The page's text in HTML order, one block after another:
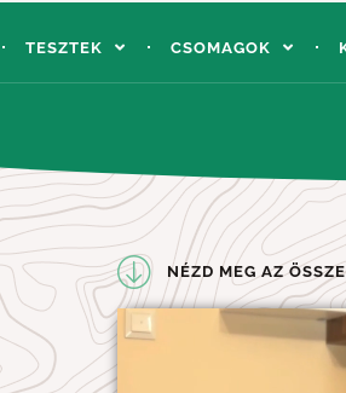
TESZTEK CSOMAGOK
NÉZD MEG AZ